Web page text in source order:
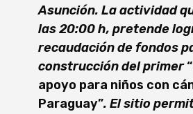
Asunción. La actividad
las 20:00 h, pretende
recaudación de fondos
construcción del primer
apoyo para niños con
Paraguay”. El sitio